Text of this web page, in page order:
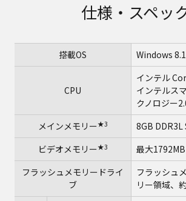
仕様・スペッ
搭載OS Windows
CPU
インテル
インテルス
クノロジー
メインメモリー★3
8GB DDR3L
ビデオメモリー★3
最大
フラッシュメモリードライ
ブ
フラッシュ
リー領域、